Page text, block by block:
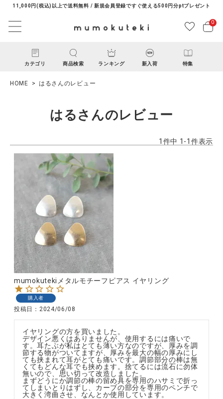
11,000円(税込)以上で送料無料 / 新規会員登録ですぐ使える500円分ptプレゼント
0
カテゴリ 商品検索 ランキング 新入荷 特集
ACCOUNT MENU
ようこそ ゲスト 様
ログイン
CATEGORY
ナチュラル服
ファッション雑貨
生活雑貨
食品
HOME はるさんのレビュー
はるさんのレビュー
1 件中 1 -1 件表示
mumokutekiメタルモチーフピアス イヤリング
購入者
投稿日 2024/06/08
イヤリングの方を買いました。
デザイン悪くはありませんが、使用するには痛いで
す。耳たぶが私はとても薄い方なのですが、厚みを調
節する物がついてますが、厚みを最大の幅の厚みにし
ても挟まれて耳がとても痛いです。調節部分の棒は無
くてもどんな耳でも挟めます。捨てるには流石に勿体
無いので、思い切って改造しました。
まずどうにか調節の棒の留め具を専用のハサミで折っ
てしまいとりはずし、カーブの部分を専用のペンチで
大きく湾曲させ、なんとか使用しています。